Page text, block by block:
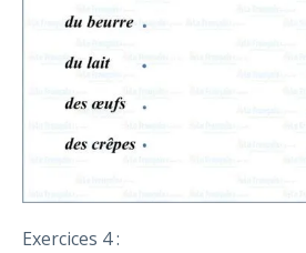
Exercices 4 :